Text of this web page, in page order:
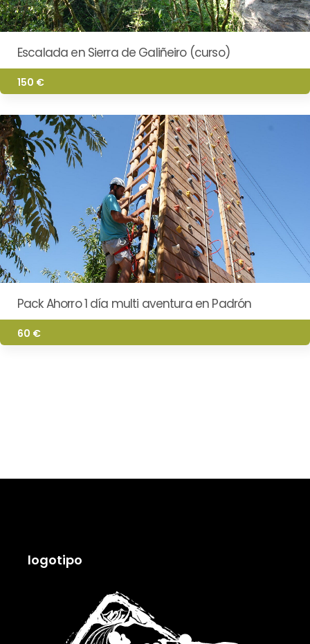
Escalada en Sierra de Galiñeiro (curso)
150 €
Pack Ahorro 1 día multi aventura en Padrón
60 €
logotipo